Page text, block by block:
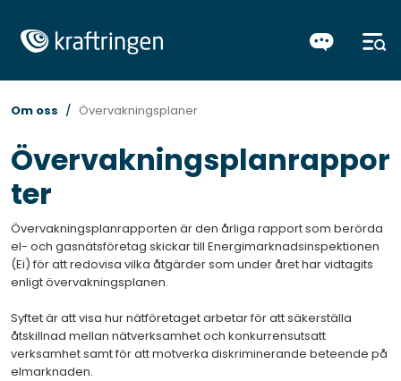
Om oss Övervakningsplaner
Övervakningsplanrappor
ter
Övervakningsplanrapporten är den årliga rapport som berörda
el- och gasnätsföretag skickar till Energimarknadsinspektionen
(Ei) för att redovisa vilka åtgärder som under året har vidtagits
enligt övervakningsplanen.
Syftet är att visa hur nätföretaget arbetar för att säkerställa
åtskillnad mellan nätverksamhet och konkurrensutsatt
verksamhet samt för att motverka diskriminerande beteende på
elmarknaden.